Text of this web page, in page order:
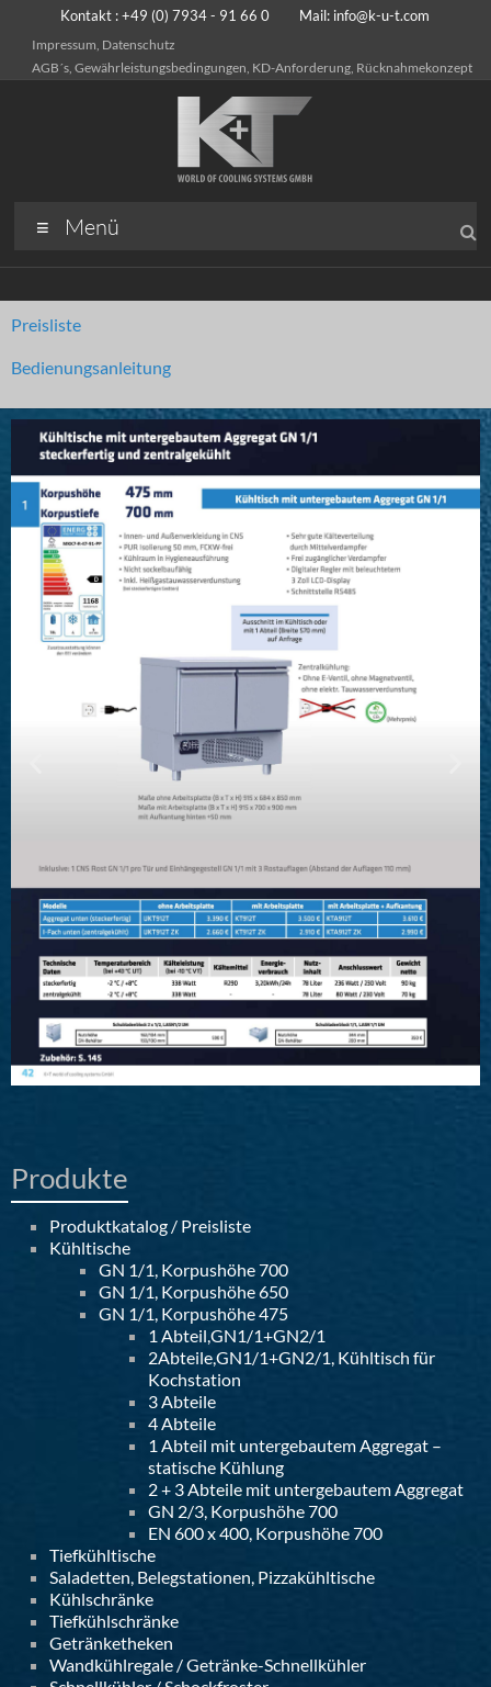
Kontakt : +49 (0) 7934 - 91 66 0 Mail: info@k-u-t.com
Impressum, Datenschutz
AGB´s, Gewährleistungsbedingungen, KD-Anforderung, Rücknahmekonzept
Menü
Preisliste
Bedienungsanleitung
Produkte
Produktkatalog / Preisliste
Kühltische
GN 1/1, Korpushöhe 700
GN 1/1, Korpushöhe 650
GN 1/1, Korpushöhe 475
1 Abteil,GN1/1+GN2/1
2Abteile,GN1/1+GN2/1, Kühltisch für
Kochstation
3 Abteile
4 Abteile
1 Abteil mit untergebautem Aggregat –
statische Kühlung
2 + 3 Abteile mit untergebautem Aggregat
GN 2/3, Korpushöhe 700
EN 600 x 400, Korpushöhe 700
Tiefkühltische
Saladetten, Belegstationen, Pizzakühltische
Kühlschränke
Tiefkühlschränke
Getränketheken
Wandkühlregale / Getränke-Schnellkühler